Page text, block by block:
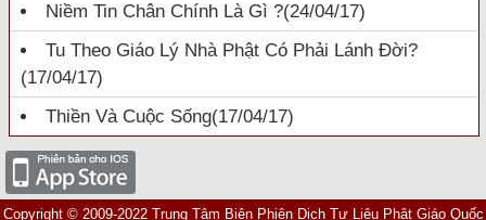
Niềm Tin Chân Chính Là Gì ?(24/04/17)
Tu Theo Giáo Lý Nhà Phật Có Phải Lánh Đời?
(17/04/17)
Thiền Và Cuộc Sống(17/04/17)
Copyright © 2009-2022 Trung Tâm Biên Phiên Dịch Tư Liệu Phật Giáo Quốc